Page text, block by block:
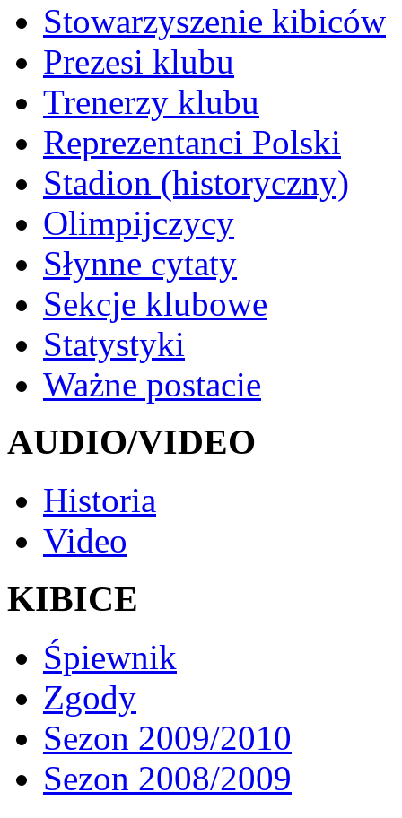
Stowarzyszenie kibiców
Prezesi klubu
Trenerzy klubu
Reprezentanci Polski
Stadion (historyczny)
Olimpijczycy
Słynne cytaty
Sekcje klubowe
Statystyki
Ważne postacie
AUDIO/VIDEO
Historia
Video
KIBICE
Śpiewnik
Zgody
Sezon 2009/2010
Sezon 2008/2009